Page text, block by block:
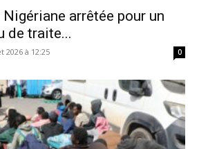
Nigériane arrêtée pour un
de traite...
2026 à 12:25 0